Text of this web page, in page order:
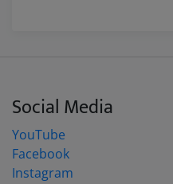
Social Media
YouTube
Facebook
Instagram